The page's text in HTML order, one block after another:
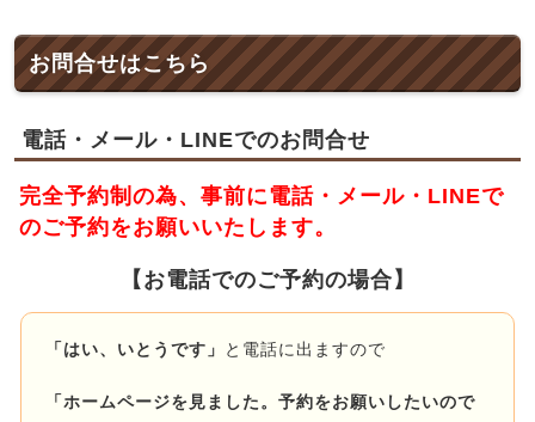
お問合せはこちら
電話・メール・LINEでのお問合せ
完全予約制の為、事前に電話・メール・LINEで
のご予約をお願いいたします。
【お電話でのご予約の場合】
「はい、いとうです」 と電話に出ますので
「ホームページを見ました。予約をお願いしたいので